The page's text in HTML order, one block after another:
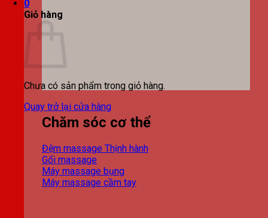
0
Giỏ hàng
Chưa có sản phẩm trong giỏ hàng.
Quay trở lại cửa hàng
Chăm sóc cơ thể
Đệm massage
Gối massage
Máy massage bụng
Máy massage cầm tay